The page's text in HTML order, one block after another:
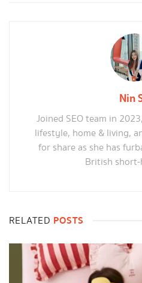
Nin
Joined SEO team in
lifestyle, home & living,
for share as she has
British short-
RELATED POSTS